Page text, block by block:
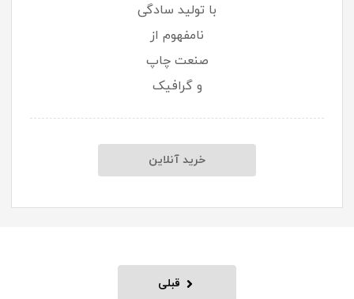
با تولید سادگی
نامفهوم از
صنعت چاپ
و گرافیک
خرید آنلاین
قبلی